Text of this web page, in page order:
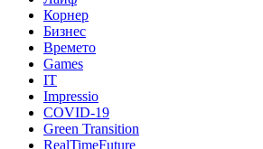
Корнер
Бизнес
Времето
Games
IT
Impressio
COVID-19
Green Transition
RealTimeFuture